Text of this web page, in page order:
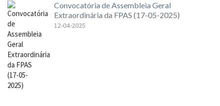
Convocatória de Assembleia Geral
Extraordinária da FPAS (17-05-2025)
12-04-2025